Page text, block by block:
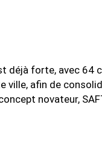
déjà forte, avec 64
ville, afin de
novateur,